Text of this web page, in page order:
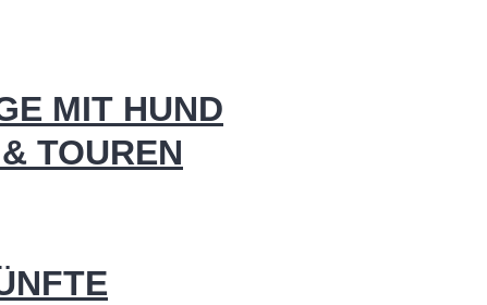
MIT HUND
TOUREN